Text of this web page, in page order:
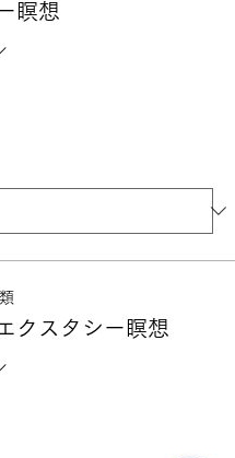
瞑想
クスタシー瞑想